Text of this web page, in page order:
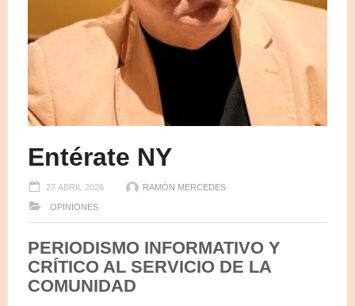
Entérate NY
27 ABRIL 2026 RAMÓN MERCEDES
OPINIONES
PERIODISMO INFORMATIVO Y
CRÍTICO AL SERVICIO DE LA
COMUNIDAD